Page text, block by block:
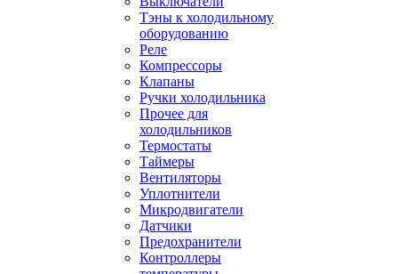
Тэны к холодильному
оборудованию
Реле
Компрессоры
Клапаны
Ручки холодильника
Прочее для
холодильников
Термостаты
Таймеры
Вентиляторы
Уплотнители
Микродвигатели
Датчики
Предохранители
Контроллеры